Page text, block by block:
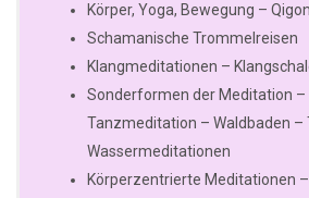
Körper, Yoga, Bewegung –
Schamanische Trommelreisen
Klangmeditationen –
Sonderformen der Meditation –
Tanzmeditation – Waldbaden –
Wassermeditationen
Körperzentrierte Meditationen